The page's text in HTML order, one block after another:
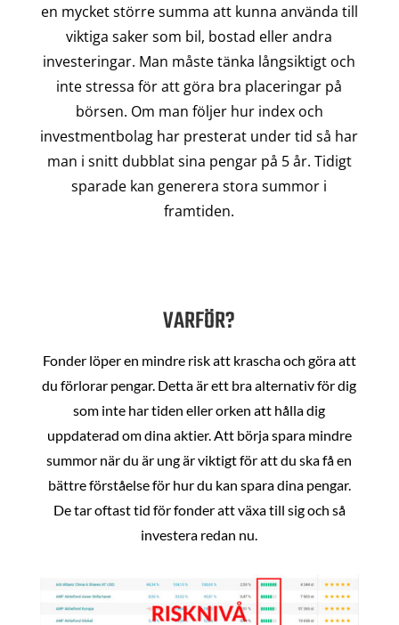
en mycket större summa att kunna använda till
viktiga saker som bil, bostad eller andra
investeringar. Man måste tänka långsiktigt och
inte stressa för att göra bra placeringar på
börsen. Om man följer hur index och
investmentbolag har presterat under tid så har
man i snitt dubblat sina pengar på 5 år. Tidigt
sparade kan generera stora summor i
framtiden.
VARFÖR?
Fonder löper en mindre risk att krascha och göra att
du förlorar pengar. Detta är ett bra alternativ för dig
som inte har tiden eller orken att hålla dig
uppdaterad om dina aktier. Att börja spara mindre
summor när du är ung är viktigt för att du ska få en
bättre förståelse för hur du kan spara dina pengar.
De tar oftast tid för fonder att växa till sig och så
investera redan nu.